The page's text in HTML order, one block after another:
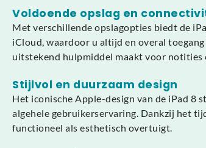
Voldoende opslag en
Met verschillende opslagopties biedt de
iCloud, waardoor u altijd en overal
uitstekend hulpmiddel maakt voor
Stijlvol en duurzaam design
Het iconische Apple-design van de iPad 8
algehele gebruikerservaring. Dankzij het
functioneel als esthetisch overtuigt.